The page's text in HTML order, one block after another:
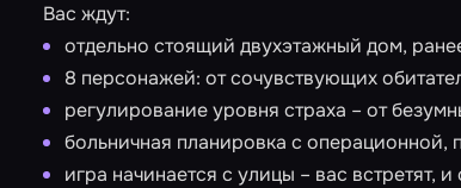
Вас ждут:
отдельно стоящий двухэтажный дом,
8 персонажей: от сочувствующих
регулирование уровня страха – от
больничная планировка с
игра начинается с улицы – вас встретят,